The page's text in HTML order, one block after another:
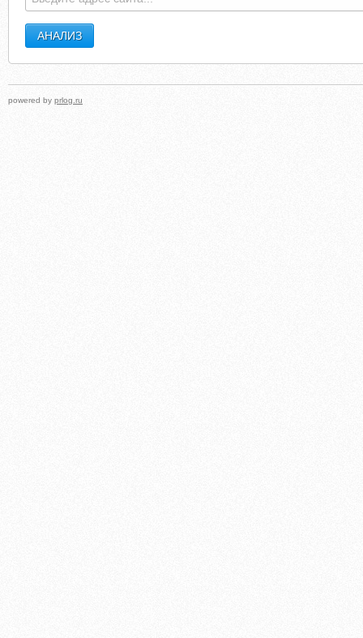
powered by prlog.ru